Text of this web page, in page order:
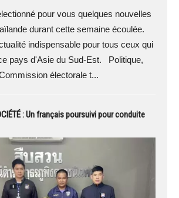
pour vous quelques nouvelles
durant cette semaine écoulée.
indispensable pour tous ceux qui
pays d'Asie du Sud-Est. Politique,
électorale t...
: Un français poursuivi pour conduite